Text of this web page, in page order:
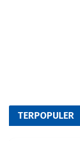
TERPOPULER